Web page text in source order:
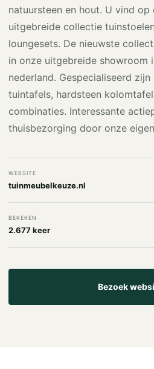
natuursteen en hout. U vind op
uitgebreide collectie
loungesets. De nieuwste
in onze uitgebreide showroom
nederland. Gespecialiseerd
tuintafels, hardsteen
combinaties. Interessante
thuisbezorging door onze
WEBSITE
tuinmeubelkeuze.nl
BEKEKEN
2.677 keer
Bezoek